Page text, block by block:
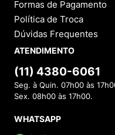
Formas de Pagamento
Política de Troca
Dúvidas Frequentes
ATENDIMENTO
(11) 4380-6061
Seg. à Quin. 07h00 às
Sex. 08h00 às 17h00.
WHATSAPP